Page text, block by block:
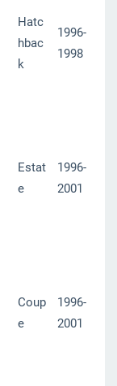
Hatc
hbac
k
1996-
1998
Estat
e
1996-
2001
Coup
e
1996-
2001